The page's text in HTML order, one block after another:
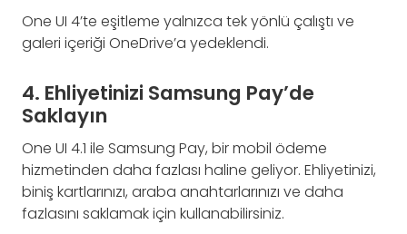
One UI 4’te eşitleme yalnızca tek yönlü çalıştı ve
galeri içeriği OneDrive’a yedeklendi.
4. Ehliyetinizi Samsung Pay’de
Saklayın
One UI 4.1 ile Samsung Pay, bir mobil ödeme
hizmetinden daha fazlası haline geliyor. Ehliyetinizi,
biniş kartlarınızı, araba anahtarlarınızı ve daha
fazlasını saklamak için kullanabilirsiniz.